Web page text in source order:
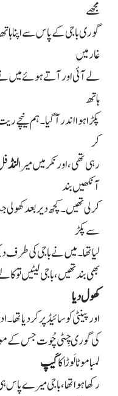
مجھے
گوری باجی کے پاس سے اپنا
غار میں
لے آئی اور آتے ہوئے میں نے
ہاتھ
پکڑا ہوا اندر آ گیا۔ ہم نیچے
کر
رہی تھی، اور نکر میں میرالنڈ
آنکھیں بند
کر لی تھیں۔ کچھ دیر بعد
سے پکڑ
لیا تھا۔ میں نے باجی کی طرف
بھی بند تھیں، باجی لیٹیں تو
کھول دیا
اور پینٹی کو سائیڈ پر کر دیا
کی گوری چِٹی چُوت جس کے
لمبا موٹا لَوڑا کاکَیپ
رکھا ہوا تھا، باجی میرے پاس